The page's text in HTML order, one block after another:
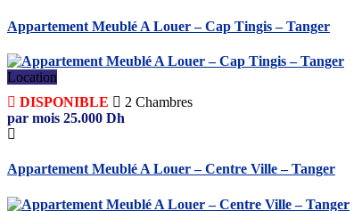
Appartement Meublé A Louer – Cap Tingis – Tanger
Location
DISPONIBLE
2 Chambres
par mois 25.000 Dh
Appartement Meublé A Louer – Centre Ville – Tanger